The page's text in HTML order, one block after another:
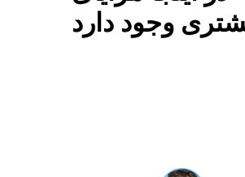
وجود دارد